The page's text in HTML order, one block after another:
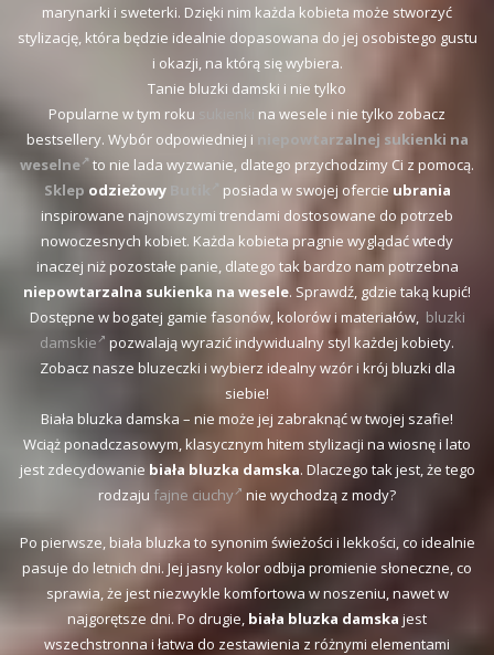
marynarki i sweterki. Dzięki nim każda kobieta może stworzyć
stylizację, która będzie idealnie dopasowana do jej osobistego gustu
i okazji, na którą się wybiera.
Tanie bluzki damski i nie tylko
Popularne w tym roku
na wesele i nie tylko zobacz
bestsellery. Wybór odpowiedniej i
niepowtarzalnej sukienki na
weselne
to nie lada wyzwanie, dlatego przychodzimy Ci z pomocą.
Sklep odzieżowy posiada w swojej ofercie ubrania
inspirowane najnowszymi trendami dostosowane do potrzeb
nowoczesnych kobiet. Każda kobieta pragnie wyglądać wtedy
inaczej niż pozostałe panie, dlatego tak bardzo nam potrzebna
niepowtarzalna sukienka na wesele. Sprawdź, gdzie taką kupić!
Dostępne w bogatej gamie fasonów, kolorów i materiałów, bluzki
damskie
pozwalają wyrazić indywidualny styl każdej kobiety.
Zobacz nasze bluzeczki i wybierz idealny wzór i krój bluzki dla
siebie!
Biała bluzka damska – nie może jej zabraknąć w twojej szafie!
Wciąż ponadczasowym, klasycznym hitem stylizacji na wiosnę i lato
jest zdecydowanie biała bluzka damska. Dlaczego tak jest, że tego
rodzaju fajne ciuchy nie wychodzą z mody?
Po pierwsze, biała bluzka to synonim świeżości i lekkości, co idealnie
pasuje do letnich dni. Jej jasny kolor odbija promienie słoneczne, co
sprawia, że jest niezwykle komfortowa w noszeniu, nawet w
najgorętsze dni. Po drugie, biała bluzka damska jest
wszechstronna i łatwa do zestawienia z różnymi elementami